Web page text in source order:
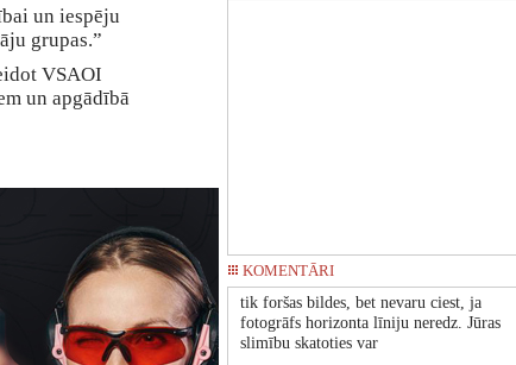
un iespēju
grupas.”
VSAOI
un apgādībā
KOMENTĀRI
tik foršas bildes, bet nevaru ciest, ja
fotogrāfs horizonta līniju neredz. Jūras
slimību skatoties var